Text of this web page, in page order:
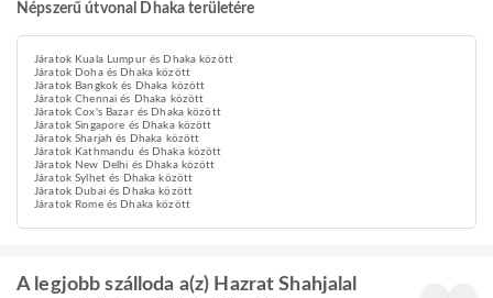
Népszerű útvonal Dhaka területére
Járatok Kuala Lumpur és Dhaka között
Járatok Doha és Dhaka között
Járatok Bangkok és Dhaka között
Járatok Chennai és Dhaka között
Járatok Cox's Bazar és Dhaka között
Járatok Singapore és Dhaka között
Járatok Sharjah és Dhaka között
Járatok Kathmandu és Dhaka között
Járatok New Delhi és Dhaka között
Járatok Sylhet és Dhaka között
Járatok Dubai és Dhaka között
Járatok Rome és Dhaka között
A legjobb szálloda a(z) Hazrat Shahjalal